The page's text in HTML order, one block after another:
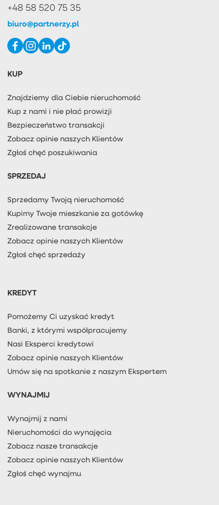
+48 58 520 75 35
biuro@partnerzy.pl
KUP
Znajdziemy dla Ciebie nieruchomość
Kup z nami i nie płać prowizji
Bezpieczeństwo transakcji
Zobacz opinie naszych Klientów
Zgłoś chęć poszukiwania
SPRZEDAJ
Sprzedamy Twoją nieruchomość
Kupimy Twoje mieszkanie za gotówkę
Zrealizowane transakcje
Zobacz opinie naszych Klientów
Zgłoś chęć sprzedaży
KREDYT
Pomożemy Ci uzyskać kredyt
Banki, z którymi współpracujemy
Nasi Eksperci kredytowi
Zobacz opinie naszych Klientów
Umów się na spotkanie z naszym Ekspertem
WYNAJMIJ
Wynajmij z nami
Nieruchomości do wynajęcia
Zobacz nasze transakcje
Zobacz opinie naszych Klientów
Zgłoś chęć wynajmu